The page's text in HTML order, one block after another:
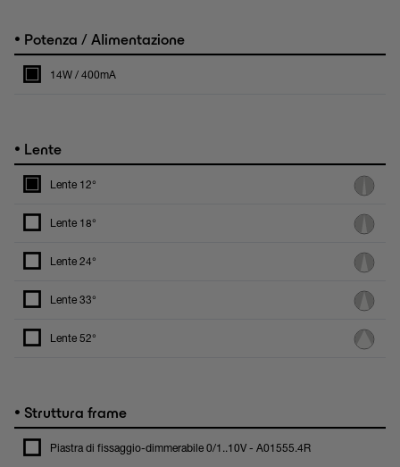
• Potenza / Alimentazione
14W / 400mA
• Lente
Lente 12°
Lente 18°
Lente 24°
Lente 33°
Lente 52°
• Struttura frame
Piastra di fissaggio-dimmerabile 0/1..10V - A01555.4R